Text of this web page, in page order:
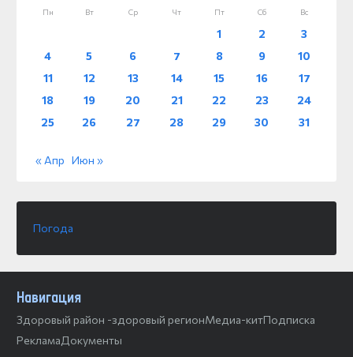
Пн Вт Ср Чт Пт Сб Вс
1 2
3
4
5 6 7 8 9
10
11
12 13 14 15 16
17
18
19 20 21 22 23
24
25
26 27 28 29 30 31
« Апр Июн »
Погода
Навигация
Здоровый район -здоровый регионМедиа-китПодписка
РекламаДокументы